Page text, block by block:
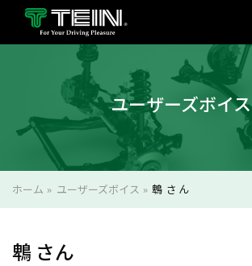
ユーザーズボイス
ホーム » ユーザーズボイス »鵯 さん
鵯 さん